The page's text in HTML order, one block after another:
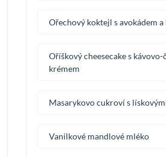
Ořechový koktejl s avokádem a
Oříškový cheesecake s
krémem
Masarykovo cukroví s
Vanilkové mandlové mléko